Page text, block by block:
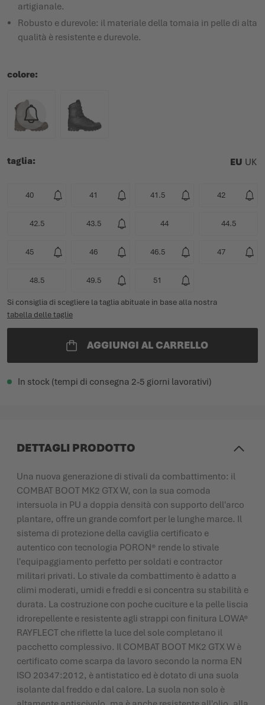
artigianale.
Robusto e durevole: il materiale della tomaia in pelle di alta
qualità è resistente e durevole.
colore
taglia EU UK
40 41 41.5 42
42.5 43.5 44 44.5
45 46 46.5 47
48.5 49.5 51
Si consiglia di scegliere la taglia abituale in base alla nostra
tabella delle taglie
AGGIUNGI AL CARRELLO
In stock (tempi di consegna 2-5 giorni lavorativi)
DETTAGLI PRODOTTO
Una nuova generazione di stivali da combattimento: il
COMBAT BOOT MK2 GTX W, con la sua comoda
intersuola in PU a doppia densità con supporto dell'arco
plantare, offre un grande comfort per le lunghe marce. Il
sistema di protezione della caviglia certificato e
autentico con tecnologia PORON® rende lo stivale
l'equipaggiamento perfetto per soldati e contractor
militari privati. Lo stivale da combattimento è adatto a
climi moderati, umidi e freddi e si concentra su stabilità e
durata. La costruzione con poche cuciture e la pelle liscia
idrorepellente e resistente agli strappi con finitura LOWA®
RAYFLECT che riflette la luce del sole completano il
pacchetto complessivo. Il COMBAT BOOT MK2 GTX W è
certificato come scarpa da lavoro secondo la norma EN
ISO 20347:2012, è antistatico ed è dotato di una suola
isolante dal freddo e dal calore. La suola non solo è